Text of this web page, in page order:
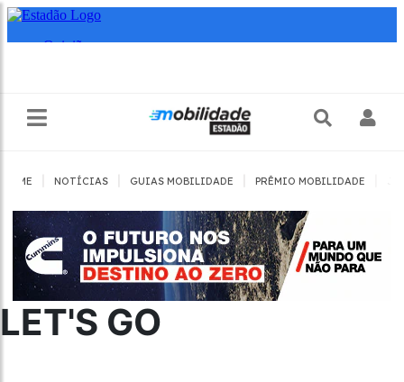
HOME NOTÍCIAS GUIAS MOBILIDADE PRÊMIO MOBILIDADE
LET'S GO